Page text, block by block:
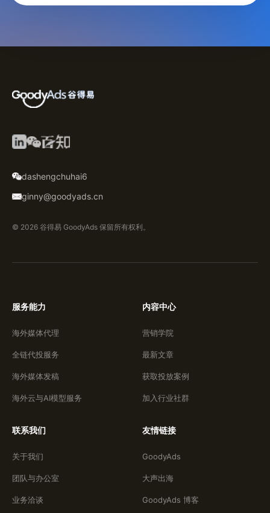
dashengchuhai6
ginny@goodyads.cn
© 2026 谷得易 GoodyAds 保留所有权利。
服务能力
海外媒体代理
全链代投服务
海外媒体发稿
海外云与AI模型服务
内容中心
营销学院
最新文章
获取投放案例
加入行业社群
联系我们
关于我们
团队与办公室
业务洽谈
友情链接
GoodyAds
大声出海
GoodyAds 博客